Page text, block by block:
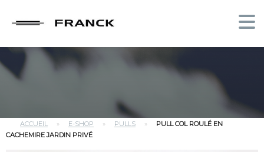
ACCUEIL » E-SHOP » PULLS »
PULL COL ROULÉ EN
CACHEMIRE JARDIN PRIVÉ